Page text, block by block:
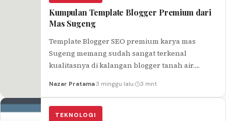
Kumpulan Template Blogger Premium dari
Mas Sugeng
Template Blogger SEO premium karya mas
Sugeng memang sudah sangat terkenal
kualitasnya di kalangan blogger tanah air.
juga terkenal ramah untuk SEO serta
Nazar Pratama·3 minggu lalu· 3 mnt
TEKNOLOGI